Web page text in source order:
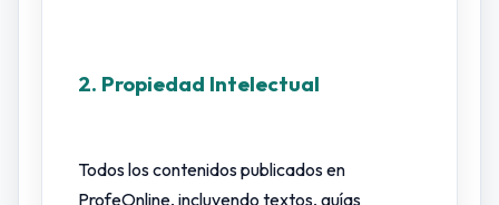
2. Propiedad Intelectual
Todos los contenidos publicados en
ProfeOnline, incluyendo textos, guías